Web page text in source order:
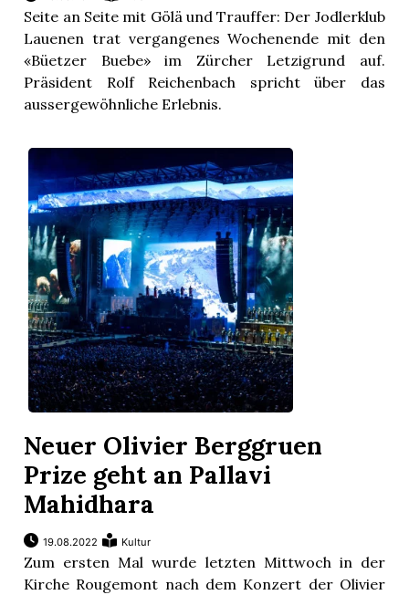
Seite an Seite mit Gölä und Trauffer: Der Jodlerklub
Lauenen trat vergangenes Wochenende mit den
«Büetzer Buebe» im Zürcher Letzigrund auf.
Präsident Rolf Reichenbach spricht über das
aussergewöhnliche Erlebnis.
Neuer Olivier Berggruen
Prize geht an Pallavi
Mahidhara
19.08.2022 Kultur
Zum ersten Mal wurde letzten Mittwoch in der
Kirche Rougemont nach dem Konzert der Olivier